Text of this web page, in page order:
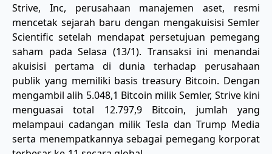
​Strive, Inc, perusahaan manajemen aset, resmi
mencetak sejarah baru dengan mengakuisisi Semler
Scientific setelah mendapat persetujuan pemegang
saham pada Selasa (13/1). Transaksi ini menandai
akuisisi pertama di dunia terhadap perusahaan
publik yang memiliki basis treasury Bitcoin. Dengan
mengambil alih 5.048,1 Bitcoin milik Semler, Strive kini
menguasai total 12.797,9 Bitcoin, jumlah yang
melampaui cadangan milik Tesla dan Trump Media
serta menempatkannya sebagai pemegang korporat